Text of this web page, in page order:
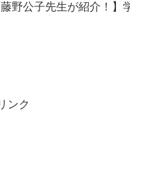
藤野公子先生が紹介！】学
ンク